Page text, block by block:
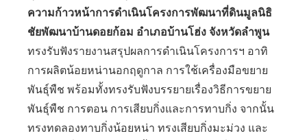
ความก้าวหน้าการดำเนินโครงการพัฒนาที่ดินมูลนิธิ
ชัยพัฒนาบ้านดอยก้อม อำเภอบ้านโฮ่ง จังหวัดลำพูน
ทรงรับฟังรายงานสรุปผลการดำเนินโครงการฯ อาทิ
การผลิตน้อยหน่านอกฤดูกาล การใช้เครื่องมือขยาย
พันธุ์พืช พร้อมทั้งทรงรับฟังบรรยายเรื่องวิธีการขยาย
พันธุ์พืช การตอน การเสียบกิ่งและการทาบกิ่ง จากนั้น
ทรงทดลองทาบกิ่งน้อยหน่า ทรงเสียบกิ่งมะม่วง และ